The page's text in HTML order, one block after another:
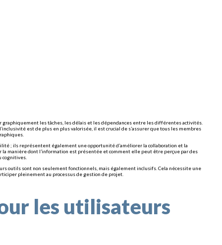
les tâches, les délais et les dépendances entre les différentes activités.
est de plus en plus valorisée, il est crucial de s’assurer que tous les membres
; ils représentent également une opportunité d’améliorer la collaboration et la
manière dont l’information est présentée et comment elle peut être perçue par des
cognitives.
outils sont non seulement fonctionnels, mais également inclusifs. Cela nécessite une
pleinement au processus de gestion de projet.
les utilisateurs